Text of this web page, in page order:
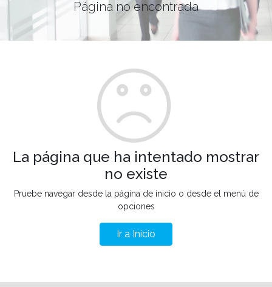
Página no encontrada
La página que ha intentado mostrar
no existe
Pruebe navegar desde la página de inicio o desde el menú de
opciones
Ir a Inicio